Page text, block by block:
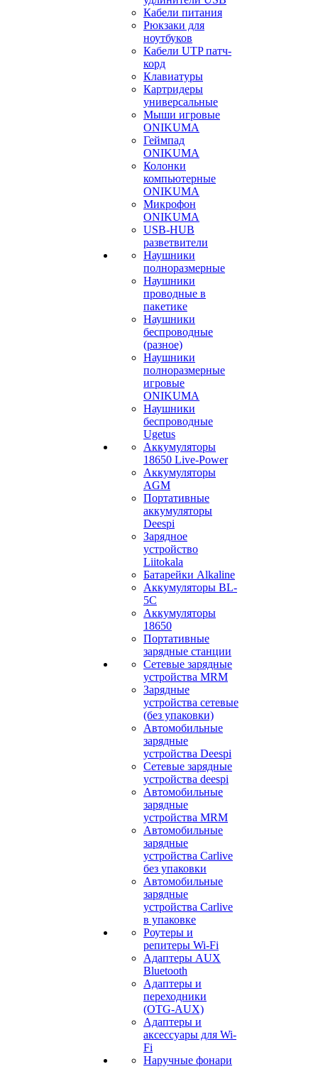
Кабели питания
Рюкзаки для
ноутбуков
Кабели UTP патч-
корд
Клавиатуры
Картридеры
универсальные
Мыши игровые
ONIKUMA
Геймпад
ONIKUMA
Колонки
компьютерные
ONIKUMA
Микрофон
ONIKUMA
USB-HUB
разветвители
Наушники
полноразмерные
Наушники
проводные в
пакетике
Наушники
беспроводные
(разное)
Наушники
полноразмерные
игровые
ONIKUMA
Наушники
беспроводные
Ugetus
Аккумуляторы
18650 Live-Power
Аккумуляторы
АGM
Портативные
аккумуляторы
Deespi
Зарядное
устройство
Liitokala
Батарейки Alkaline
Аккумуляторы BL-
5C
Аккумуляторы
18650
Портативные
зарядные станции
Сетевые зарядные
устройства MRM
Зарядные
устройства сетевые
(без упаковки)
Автомобильные
зарядные
устройства Deespi
Сетевые зарядные
устройства deespi
Автомобильные
зарядные
устройства MRM
Автомобильные
зарядные
устройства Carlive
без упаковки
Автомобильные
зарядные
устройства Carlive
в упаковке
Роутеры и
репитеры Wi-Fi
Адаптеры AUX
Bluetooth
Адаптеры и
переходники
(OTG-AUX)
Адаптеры и
аксессуары для Wi-
Fi
Наручные фонари